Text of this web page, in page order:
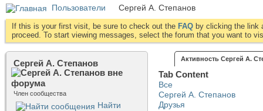
Пользователи Сергей А. Степанов
If this is your first visit, be sure to check out the FAQ by clicking the link
proceed. To start viewing messages, select the forum that you want to
Сергей А. Степанов
Член сообщества
Найти
Активность Сергей А.
Tab Content
Все
Сергей А. Степанов
Друзья